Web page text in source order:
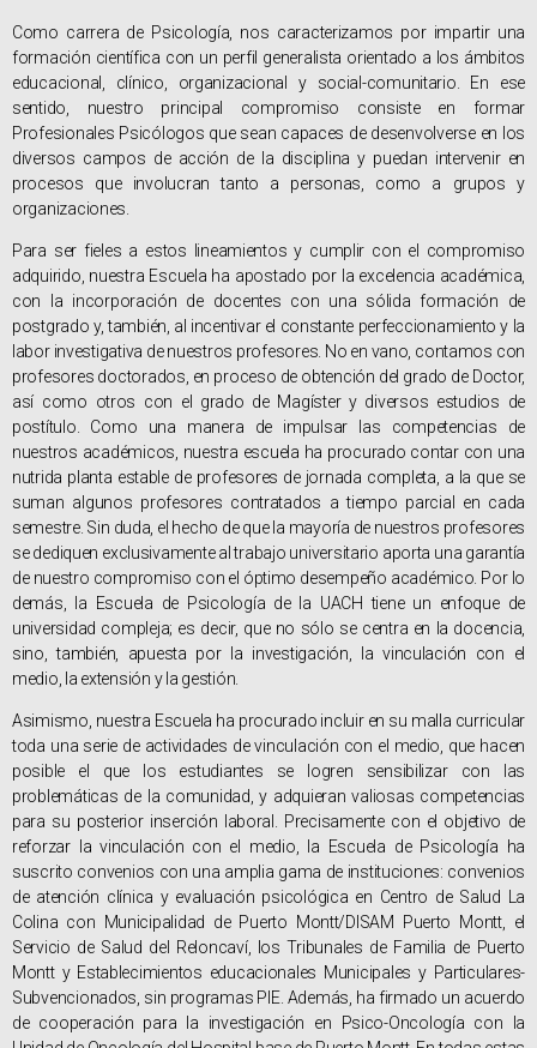
Como carrera de Psicología, nos caracterizamos por impartir una
formación científica con un perfil generalista orientado a los ámbitos
educacional, clínico, organizacional y social-comunitario. En ese
sentido, nuestro principal compromiso consiste en formar
Profesionales Psicólogos que sean capaces de desenvolverse en los
diversos campos de acción de la disciplina y puedan intervenir en
procesos que involucran tanto a personas, como a grupos y
organizaciones.
Para ser fieles a estos lineamientos y cumplir con el compromiso
adquirido, nuestra Escuela ha apostado por la excelencia académica,
con la incorporación de docentes con una sólida formación de
postgrado y, también, al incentivar el constante perfeccionamiento y la
labor investigativa de nuestros profesores. No en vano, contamos con
profesores doctorados, en proceso de obtención del grado de Doctor,
así como otros con el grado de Magíster y diversos estudios de
postítulo. Como una manera de impulsar las competencias de
nuestros académicos, nuestra escuela ha procurado contar con una
nutrida planta estable de profesores de jornada completa, a la que se
suman algunos profesores contratados a tiempo parcial en cada
semestre. Sin duda, el hecho de que la mayoría de nuestros profesores
se dediquen exclusivamente al trabajo universitario aporta una garantía
de nuestro compromiso con el óptimo desempeño académico. Por lo
demás, la Escuela de Psicología de la UACH tiene un enfoque de
universidad compleja; es decir, que no sólo se centra en la docencia,
sino, también, apuesta por la investigación, la vinculación con el
medio, la extensión y la gestión.
Asimismo, nuestra Escuela ha procurado incluir en su malla curricular
toda una serie de actividades de vinculación con el medio, que hacen
posible el que los estudiantes se logren sensibilizar con las
problemáticas de la comunidad, y adquieran valiosas competencias
para su posterior inserción laboral. Precisamente con el objetivo de
reforzar la vinculación con el medio, la Escuela de Psicología ha
suscrito convenios con una amplia gama de instituciones: convenios
de atención clínica y evaluación psicológica en Centro de Salud La
Colina con Municipalidad de Puerto Montt/DISAM Puerto Montt, el
Servicio de Salud del Reloncaví, los Tribunales de Familia de Puerto
Montt y Establecimientos educacionales Municipales y Particulares-
Subvencionados, sin programas PIE. Además, ha firmado un acuerdo
de cooperación para la investigación en Psico-Oncología con la